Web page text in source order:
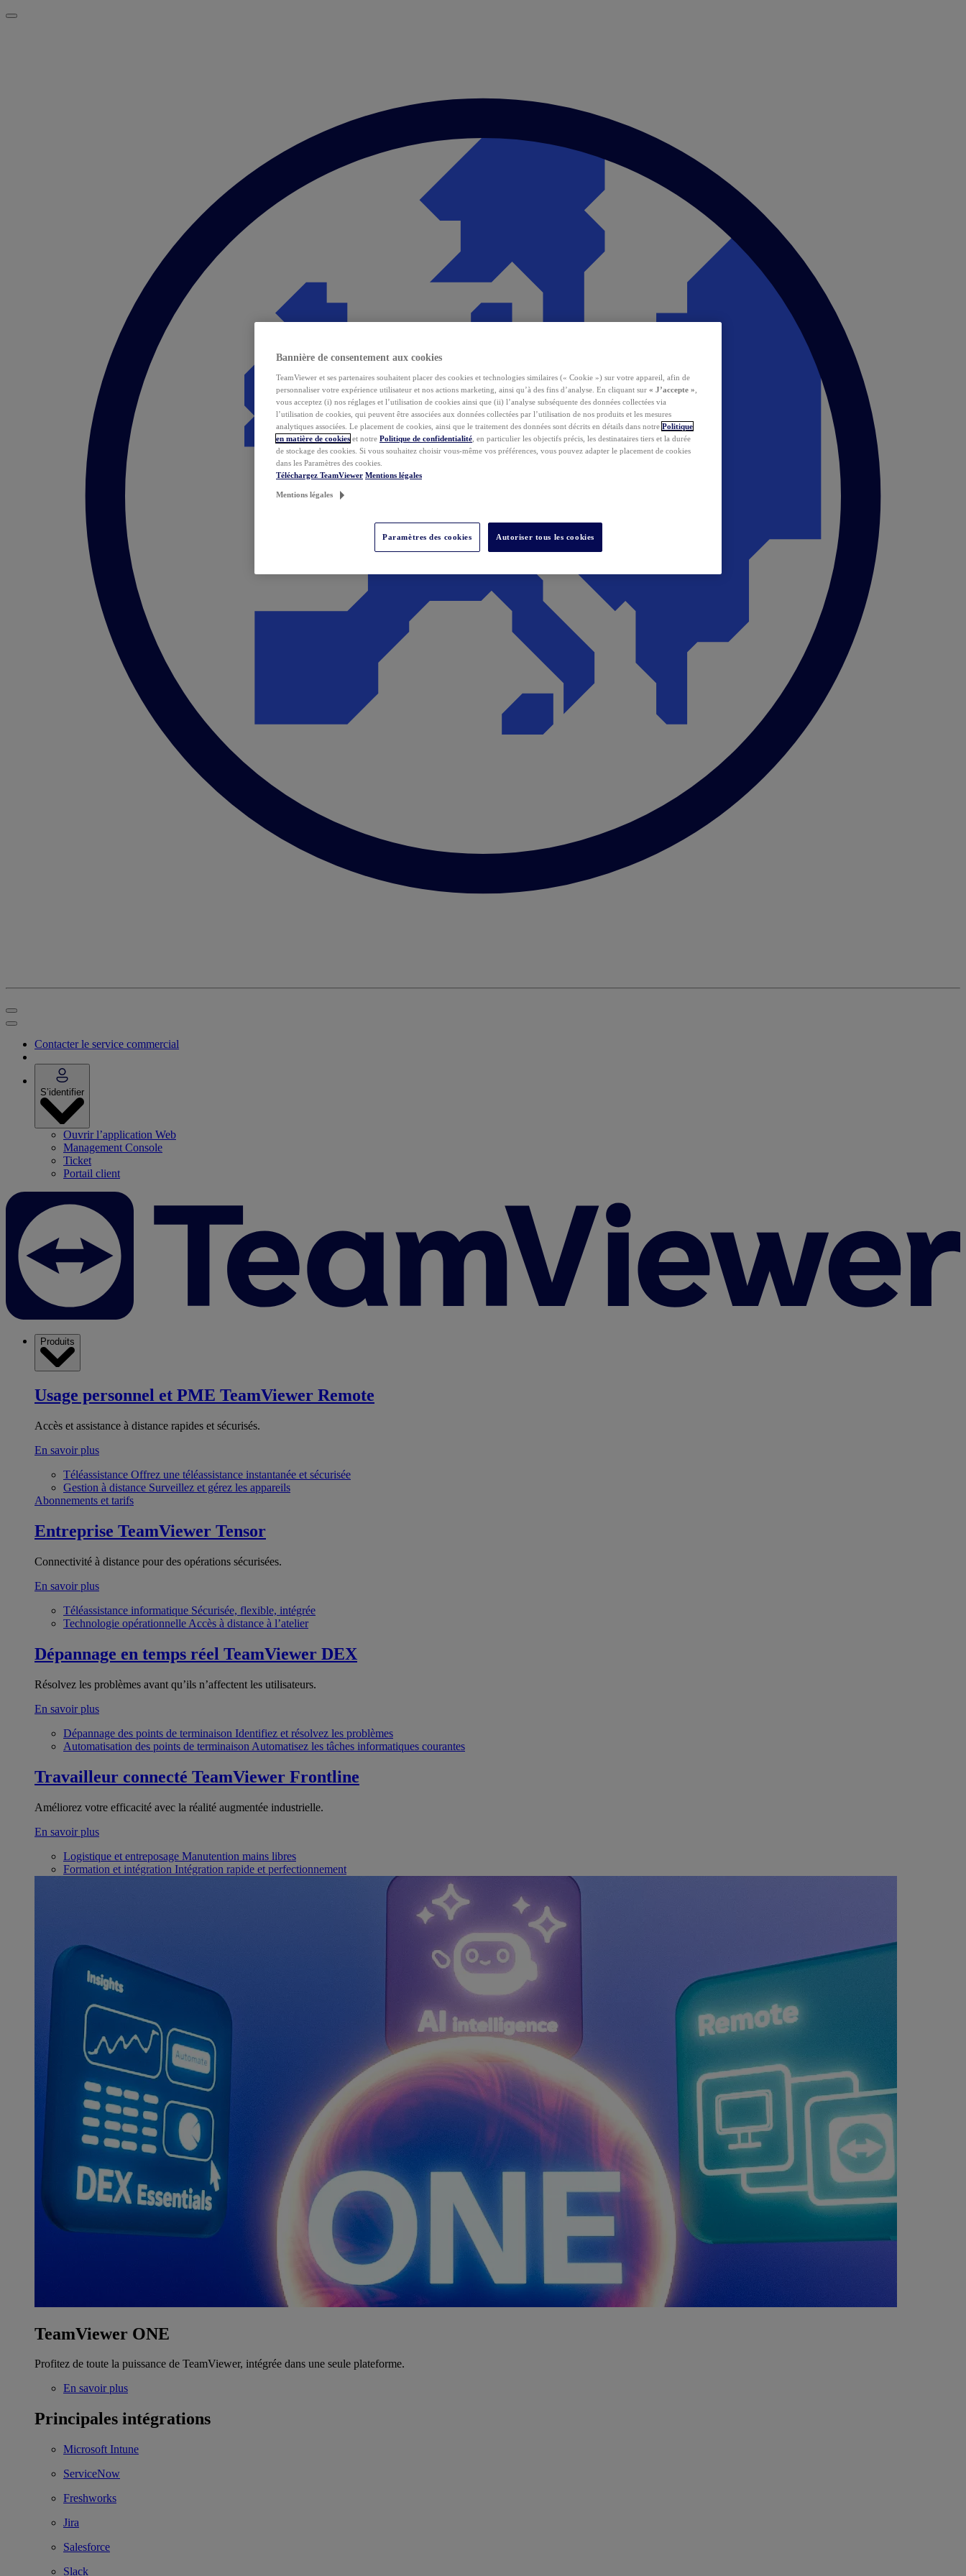
Contacter le service commercial
S’identifier
Ouvrir l’application Web
Management Console
Ticket
Portail client
Produits
Usage personnel et PME TeamViewer Remote
Accès et assistance à distance rapides et sécurisés.
En savoir plus
Téléassistance Offrez une téléassistance instantanée et sécurisée
Gestion à distance Surveillez et gérez les appareils
Abonnements et tarifs
Entreprise TeamViewer Tensor
Connectivité à distance pour des opérations sécurisées.
En savoir plus
Téléassistance informatique Sécurisée, flexible, intégrée
Technologie opérationnelle Accès à distance à l’atelier
Dépannage en temps réel TeamViewer DEX
Résolvez les problèmes avant qu’ils n’affectent les utilisateurs.
En savoir plus
Dépannage des points de terminaison Identifiez et résolvez les problèmes
Automatisation des points de terminaison Automatisez les tâches informatiques courantes
Travailleur connecté TeamViewer Frontline
Améliorez votre efficacité avec la réalité augmentée industrielle.
En savoir plus
Logistique et entreposage Manutention mains libres
Formation et intégration Intégration rapide et perfectionnement
TeamViewer ONE
Profitez de toute la puissance de TeamViewer, intégrée dans une seule plateforme.
En savoir plus
Principales intégrations
Microsoft Intune
ServiceNow
Freshworks
Jira
Salesforce
Slack
Bannière de consentement aux cookies
TeamViewer et ses partenaires souhaitent placer des cookies et technologies similaires (« Cookie ») sur votre appareil, afin de
personnaliser votre expérience utilisateur et nos actions marketing, ainsi qu’à des fins d’analyse. En cliquant sur « J’accepte »
vous acceptez (i) nos réglages et l’utilisation de cookies ainsi que (ii) l’analyse subséquente des données collectées via
l’utilisation de cookies, qui peuvent être associées aux données collectées par l’utilisation de nos produits et les mesures
analytiques associées. Le placement de cookies, ainsi que le traitement des données sont décrits en détails dans notre Politique
en matière de cookies et notre Politique de confidentialité , en particulier les objectifs précis, les destinataires tiers et la durée
de stockage des cookies. Si vous souhaitez choisir vous-même vos préférences, vous pouvez adapter le placement de cookies
dans les Paramètres des cookies.
Téléchargez TeamViewer Mentions légales
Mentions légales
Paramètres des cookies Autoriser tous les cookies